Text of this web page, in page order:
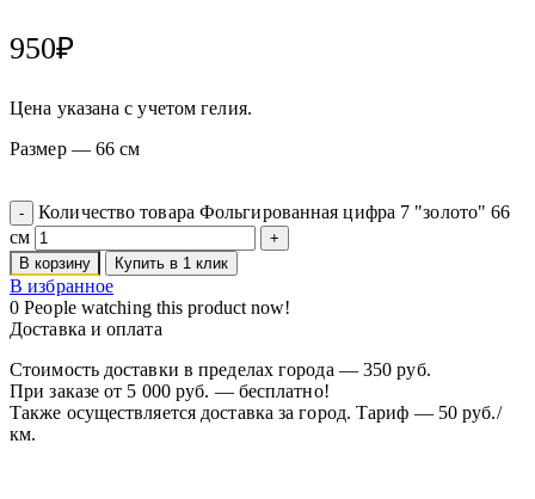
950₽
Цена указана с учетом гелия.
Размер — 66 см
Количество товара Фольгированная цифра 7 "золото" 66
см
В корзину Купить в 1 клик
В избранное
0 People watching this product now!
Доставка и оплата
Стоимость доставки в пределах города — 350 руб.
При заказе от 5 000 руб. — бесплатно!
Также осуществляется доставка за город. Тариф — 50 руб./
км.